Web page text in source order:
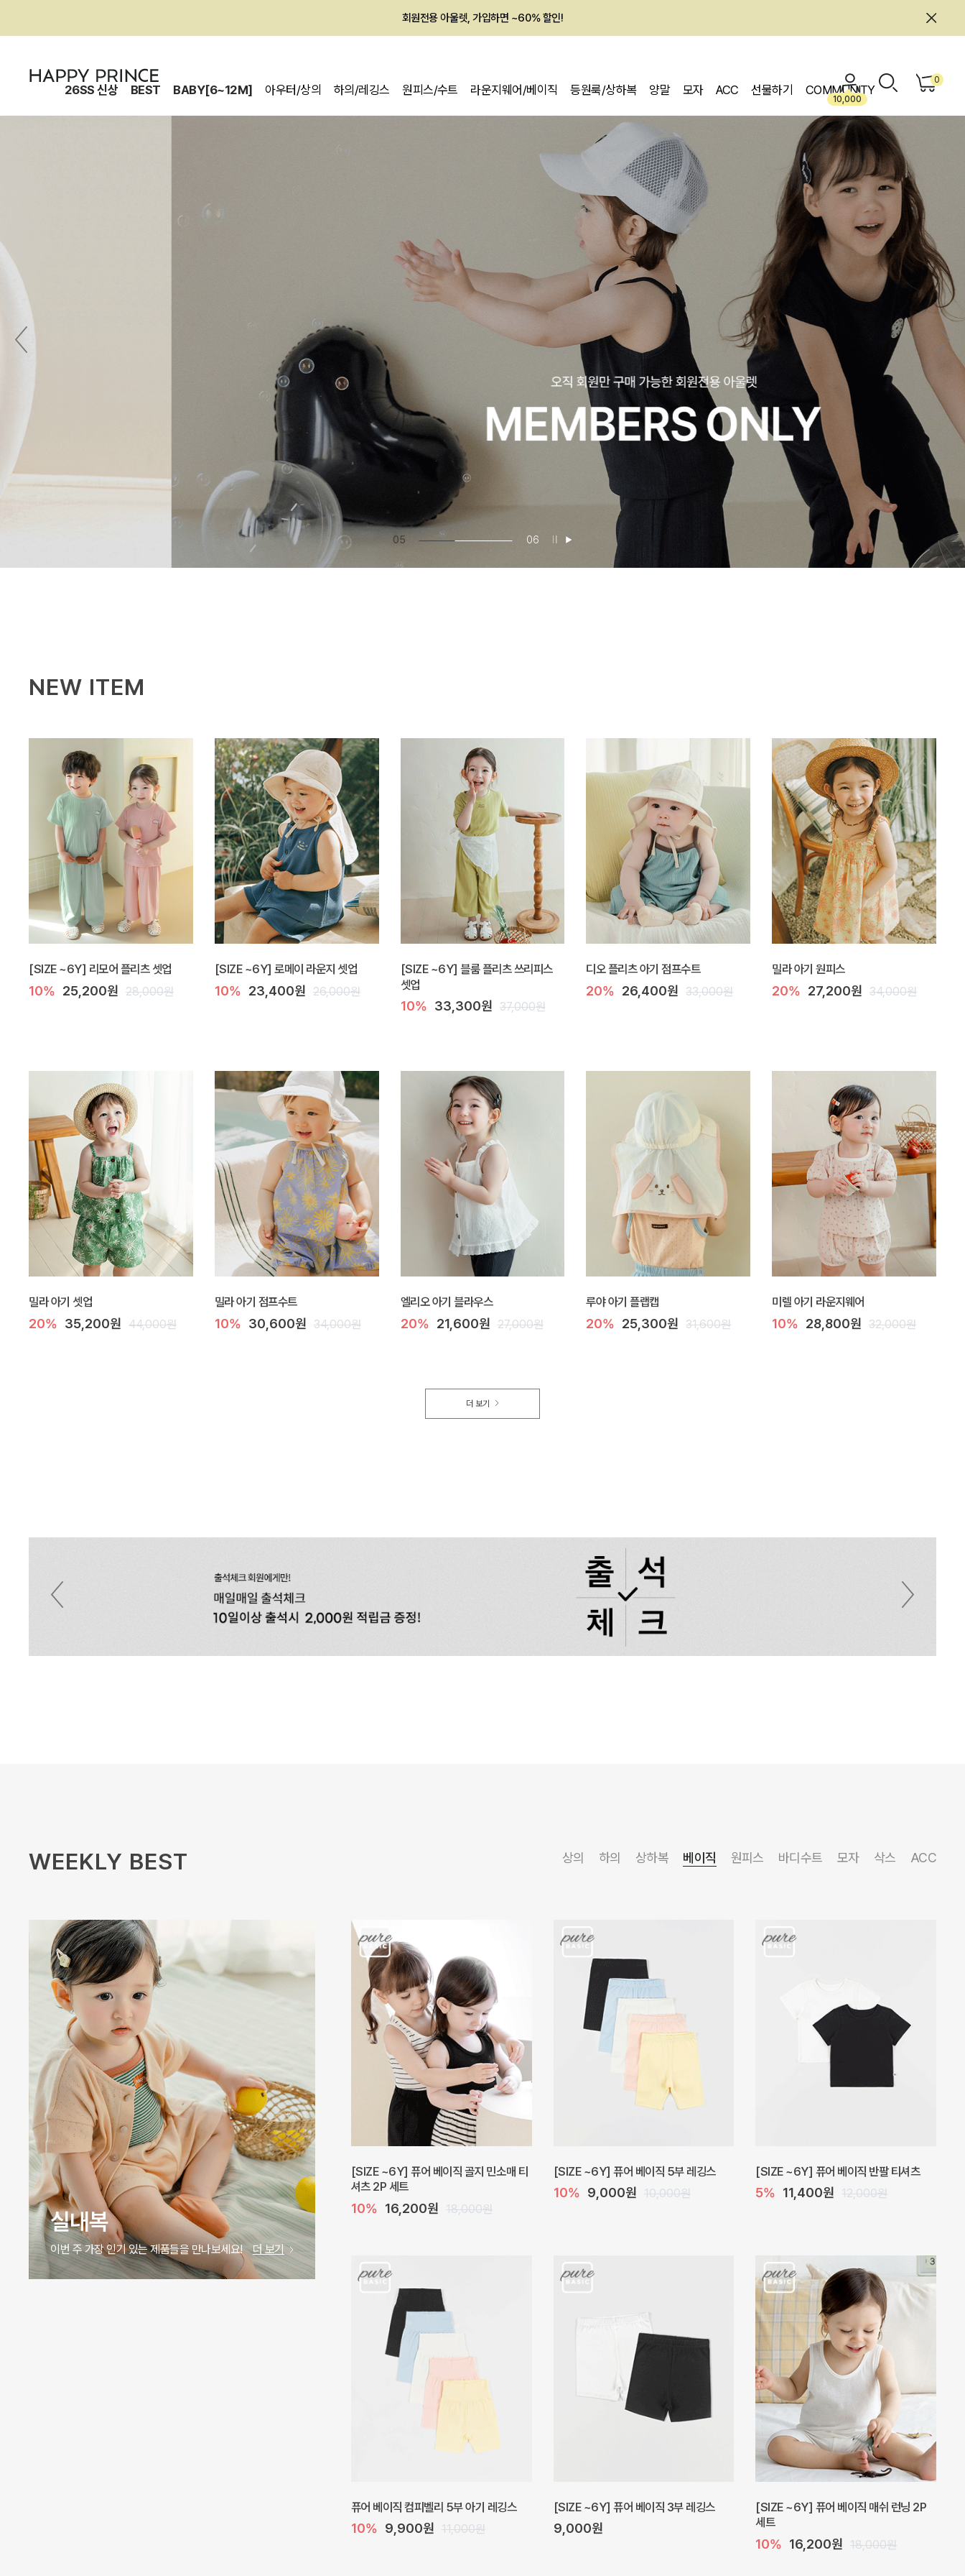
멤버십 최대 28,000원 혜택
26SS 신상 BEST BABY[6~12M] 아우터/상의 하의/레깅스 원피스/수트 라운지웨어/베이직 등원룩/상하복 양말 모자 ACC 선물하기 COMMUNITY
10,000
0
05 06
NEW ITEM
[SIZE ~6Y] 리모어 플리츠 셋업
10% 25,200원 28,000원
[SIZE ~6Y] 로메이 라운지 셋업
10% 23,400원 26,000원
[SIZE ~6Y] 블룸 플리츠 쓰리피스
셋업
10% 33,300원 37,000원
디오 플리츠 아기 점프수트
20% 26,400원 33,000원
밀라 아기 원피스
20% 27,200원 34,000원
밀라 아기 셋업
20% 35,200원 44,000원
밀라 아기 점프수트
10% 30,600원 34,000원
엘리오 아기 블라우스
20% 21,600원 27,000원
루야 아기 플랩캡
20% 25,300원 31,600원
미렐 아기 라운지웨어
10% 28,800원 32,000원
더 보기
WEEKLY BEST 상의 하의 상하복 베이직 원피스 바디수트 모자 삭스 ACC
원피스
이번 주 가장 인기 있는 제품들을 만나보세요! 더 보기
캐더린 뷔스티에 미니 아기 원피스
10% 24,300원
[SIZE ~6Y] 베르 원피스
10% 28,800원 32,000원
프로리 뷔스티에 미니 아기 원피스
20% 20,800원 26,000원
20% 29,600원 37,000원 5% 39,000원 41,000원 20% 27,200원 34,000원